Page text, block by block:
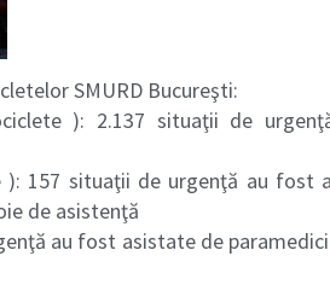
SMURD Bucureşti:
): 2.137 situaţii de
157 situaţii de urgenţă au fost
de asistenţă
au fost asistate de